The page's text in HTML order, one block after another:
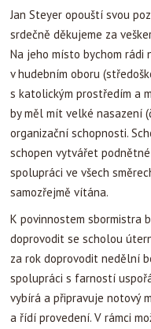
Jan Steyer opouští svou
srdečně děkujeme za
Na jeho místo bychom rádi
v hudebním oboru
s katolickým prostředím a
by měl mít velké nasazení
organizační schopnosti.
schopen vytvářet
spolupráci ve všech
samozřejmě vítána.
K povinnostem sbormistra
doprovodit se scholou
za rok doprovodit nedělní
spolupráci s farností
vybírá a připravuje notový
a řídí provedení. V rámci